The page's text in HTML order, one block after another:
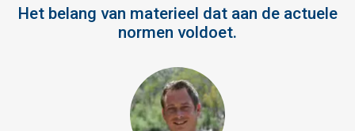
Het belang van materieel dat aan de actuele
normen voldoet.